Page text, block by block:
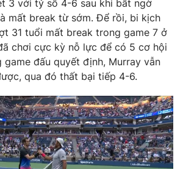
Infographic
Shorts video
3 với tỷ số 4-6 sau khi bất ngờ
mất break từ sớm. Để rồi, bi kịch
31 tuổi mất break trong game 7 ở
chơi cực kỳ nỗ lực để có 5 cơ hội
game đấu quyết định, Murray vẫn
qua đó thất bại tiếp 4-6.